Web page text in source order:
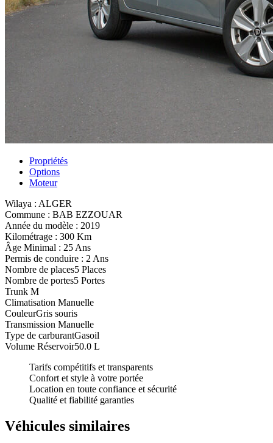
Propriétés
Options
Moteur
Wilaya : ALGER
Commune : BAB EZZOUAR
Année du modèle : 2019
Kilométrage : 300 Km
Âge Minimal : 25 Ans
Permis de conduire : 2 Ans
Nombre de places5 Places
Nombre de portes5 Portes
Trunk M
Climatisation Manuelle
CouleurGris souris
Transmission Manuelle
Type de carburantGasoil
Volume Réservoir50.0 L
Tarifs compétitifs et transparents
Confort et style à votre portée
Location en toute confiance et sécurité
Qualité et fiabilité garanties
Véhicules similaires